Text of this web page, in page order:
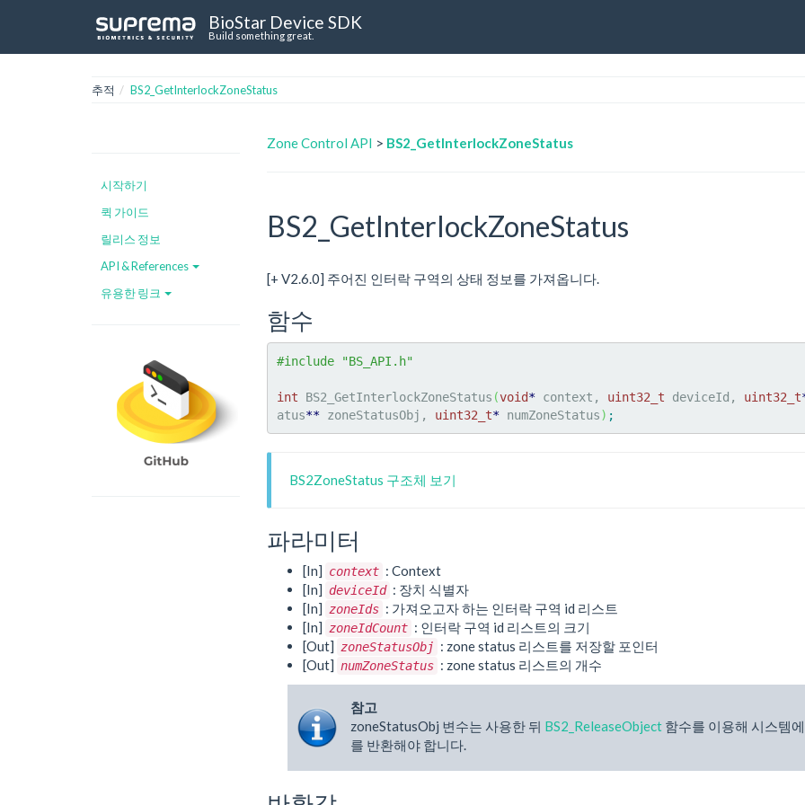
BioStar Device SDK
Build something great.
추적 BS2_GetInterlockZoneStatus
시작하기
퀵 가이드
릴리스 정보
API & References
유용한 링크
Zone Control API > BS2_GetInterlockZoneStatus
BS2_GetInterlockZoneStatus
[+ V2.6.0] 주어진 인터락 구역의 상태 정보를 가져옵니다.
함수
#include "BS_API.h"
int BS2_GetInterlockZoneStatus (void* context, uint32_t deviceId, uint32_t
atus** zoneStatusObj, uint32_t* numZoneStatus) ;
BS2ZoneStatus 구조체 보기
파라미터
[In] context : Context
[In] deviceId : 장치 식별자
[In] zoneIds : 가져오고자 하는 인터락 구역 id 리스트
[In] zoneIdCount : 인터락 구역 id 리스트의 크기
[Out] zoneStatusObj : zone status 리스트를 저장할 포인터
[Out] numZoneStatus : zone status 리스트의 개수
참고
zoneStatusObj 변수는 사용한 뒤 BS2_ReleaseObject함수를 이용해 시스템
를 반환해야 합니다.